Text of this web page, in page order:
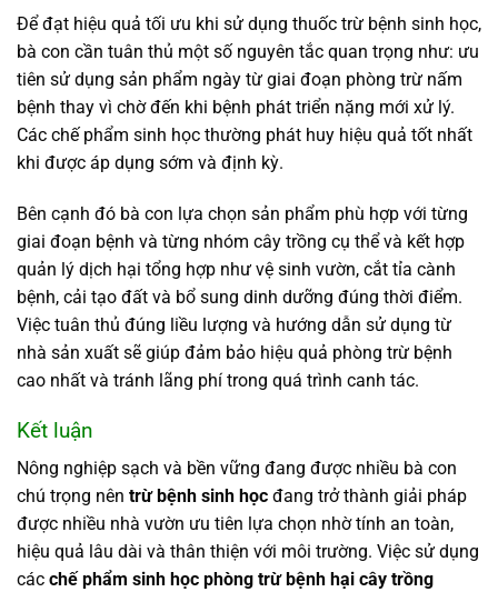
Để đạt hiệu quả tối ưu khi sử dụng thuốc trừ bệnh sinh học,
bà con cần tuân thủ một số nguyên tắc quan trọng như: ưu
tiên sử dụng sản phẩm ngày từ giai đoạn phòng trừ nấm
bệnh thay vì chờ đến khi bệnh phát triển nặng mới xử lý.
Các chế phẩm sinh học thường phát huy hiệu quả tốt nhất
khi được áp dụng sớm và định kỳ.
Bên cạnh đó bà con lựa chọn sản phẩm phù hợp với từng
giai đoạn bệnh và từng nhóm cây trồng cụ thể và kết hợp
quản lý dịch hại tổng hợp như vệ sinh vườn, cắt tỉa cành
bệnh, cải tạo đất và bổ sung dinh dưỡng đúng thời điểm.
Việc tuân thủ đúng liều lượng và hướng dẫn sử dụng từ
nhà sản xuất sẽ giúp đảm bảo hiệu quả phòng trừ bệnh
cao nhất và tránh lãng phí trong quá trình canh tác.
Kết luận
Nông nghiệp sạch và bền vững đang được nhiều bà con
chú trọng nên trừ bệnh sinh học đang trở thành giải pháp
được nhiều nhà vườn ưu tiên lựa chọn nhờ tính an toàn,
hiệu quả lâu dài và thân thiện với môi trường. Việc sử dụng
các chế phẩm sinh học phòng trừ bệnh hại cây trồng